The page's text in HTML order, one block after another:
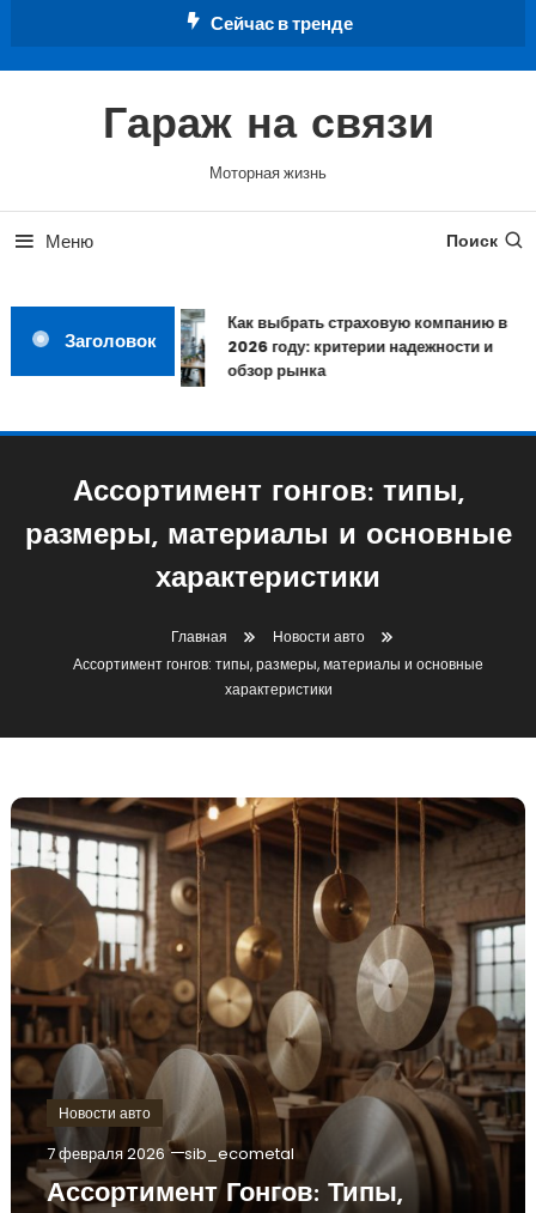
Сейчас в тренде
Гараж на связи
Моторная жизнь
Меню Поиск
Заголовок
Как выбрать страховую компанию в
2026 году: критерии надежности и
обзор рынка
Ассортимент гонгов: типы,
размеры, материалы и основные
характеристики
Главная
Новости авто
Ассортимент гонгов: типы, размеры, материалы и основные
характеристики
Новости авто
7 февраля 2026 sib_ecometal
Ассортимент Гонгов: Типы,